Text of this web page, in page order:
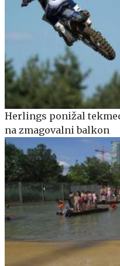
Herlings ponižal
na zmagovalni balkon